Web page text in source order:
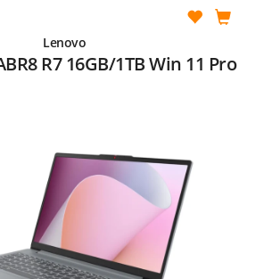
Lenovo
R7 16GB/1TB Win 11 Pro